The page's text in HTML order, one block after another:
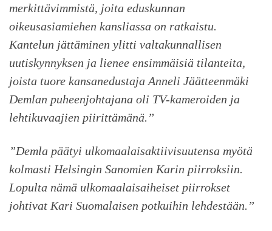
merkittävimmistä, joita eduskunnan
oikeusasiamiehen kansliassa on ratkaistu.
Kantelun jättäminen ylitti valtakunnallisen
uutiskynnyksen ja lienee ensimmäisiä tilanteita,
joista tuore kansanedustaja Anneli Jäätteenmäki
Demlan puheenjohtajana oli TV-kameroiden ja
lehtikuvaajien piirittämänä.”
”Demla päätyi ulkomaalaisaktiivisuutensa myötä
kolmasti Helsingin Sanomien Karin piirroksiin.
Lopulta nämä ulkomaalaisaiheiset piirrokset
johtivat Kari Suomalaisen potkuihin lehdestään.”